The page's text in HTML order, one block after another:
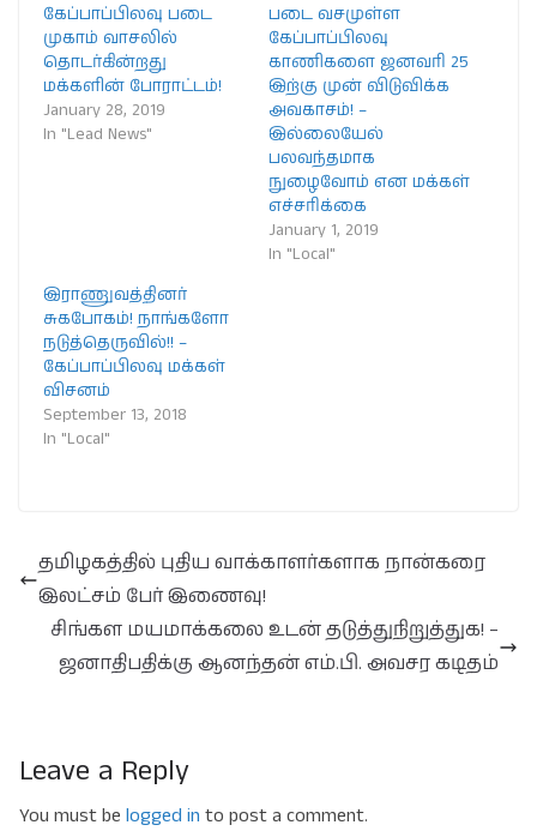
கேப்பாப்பிலவு படை
முகாம் வாசலில்
தொடர்கின்றது
மக்களின் போராட்டம்!
January 28, 2019
In "Lead News"
படை வசமுள்ள
கேப்பாப்பிலவு
காணிகளை ஜனவரி 25
இற்கு முன் விடுவிக்க
அவகாசம்! –
இல்லையேல்
பலவந்தமாக
நுழைவோம் என மக்கள்
எச்சரிக்கை
January 1, 2019
In "Local"
இராணுவத்தினர்
சுகபோகம்! நாங்களோ
நடுத்தெருவில்!! –
கேப்பாப்பிலவு மக்கள்
விசனம்
September 13, 2018
In "Local"
தமிழகத்தில் புதிய வாக்காளர்களாக நான்கரை
இலட்சம் பேர் இணைவு!
சிங்கள மயமாக்கலை உடன் தடுத்துநிறுத்துக! –
ஜனாதிபதிக்கு ஆனந்தன் எம்.பி. அவசர கடிதம்
Leave a Reply
You must be logged in to post a comment.